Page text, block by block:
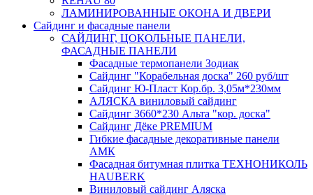
ЛАМИНИРОВАННЫЕ ОКОНА И ДВЕРИ
Сайдинг и фасадные панели
САЙДИНГ, ЦОКОЛЬНЫЕ ПАНЕЛИ,
ФАСАДНЫЕ ПАНЕЛИ
Фасадные термопанели Зодиак
Сайдинг "Корабельная доска" 260 руб/шт
Сайдинг Ю-Пласт Кор.бр. 3,05м*230мм
АЛЯСКА виниловый сайдинг
Сайдинг 3660*230 Альта "кор. доска"
Сайдинг Дёке PREMIUM
Гибкие фасадные декоративные панели
АМК
Фасадная битумная плитка ТЕХНОНИКОЛЬ
HAUBERK
Виниловый сайдинг Аляска